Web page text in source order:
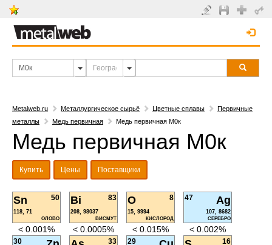
Metalweb.ru Металлургическое сырьё Цветные сплавы
Первичные
металлы
Медь первичная Медь первичная М0к
Медь первичная М0к
Купить Цены Поставщики
Sn 50
118, 71
ОЛОВО
< 0.001%
Bi 83
208, 98037
ВИСМУТ
< 0.0005%
O 8
15, 9994
КИСЛОРОД
< 0.015%
Ag
47
107, 8682
СЕРЕБРО
< 0.002%
30 33 29 16